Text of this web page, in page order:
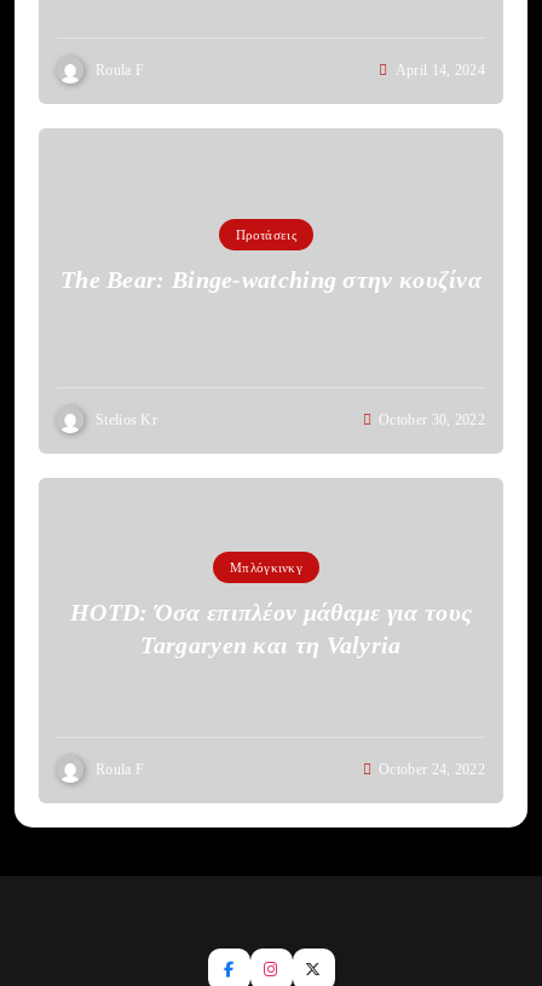
Roula F April 14, 2024
Προτάσεις
The Bear: Binge-watching στην κουζίνα
Stelios Kr October 30, 2022
Μπλόγκινκγ
HOTD: Όσα επιπλέον μάθαμε για τους
Targaryen και τη Valyria
Roula F October 24, 2022